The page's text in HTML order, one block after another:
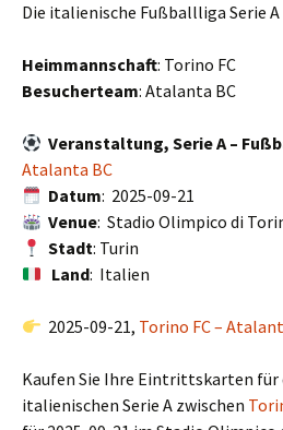
Die italienische Fußballliga Serie A
Heimmannschaft: Torino FC
Besucherteam: Atalanta BC
Veranstaltung, Serie A –
Atalanta BC
Datum: 2025-09-21
Venue: Stadio Olimpico di
Stadt: Turin
Land: Italien
2025-09-21, Torino FC –
Kaufen Sie Ihre Eintrittskarten für
italienischen Serie A zwischen